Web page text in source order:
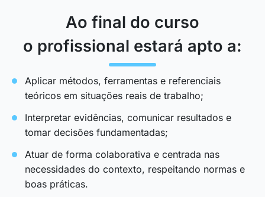
Ao final do curso
o profissional estará apto a:
Aplicar métodos, ferramentas e referenciais
teóricos em situações reais de trabalho;
Interpretar evidências, comunicar resultados e
tomar decisões fundamentadas;
Atuar de forma colaborativa e centrada nas
necessidades do contexto, respeitando normas e
boas práticas.